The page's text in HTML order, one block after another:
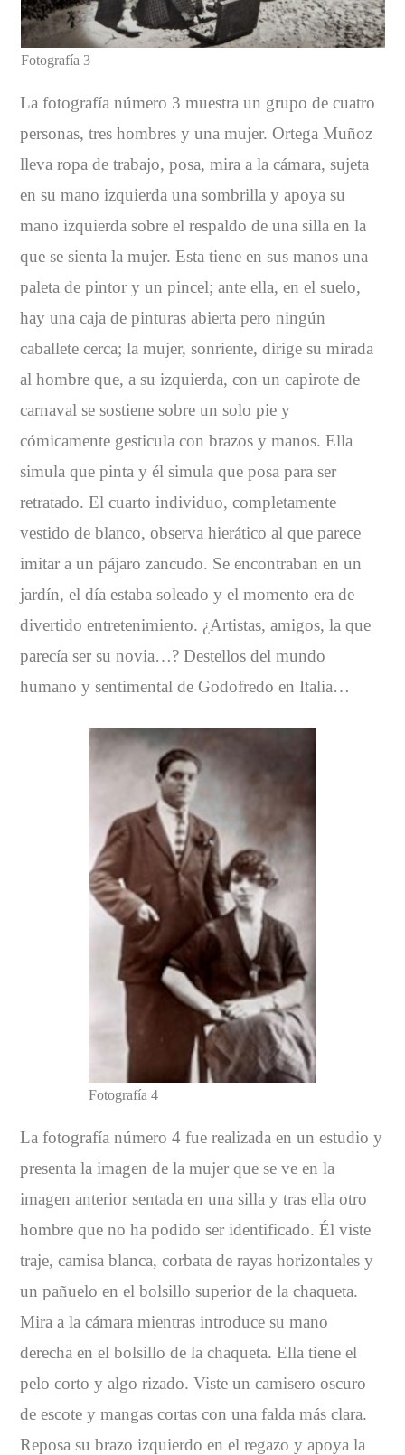
Fotografía 3
La fotografía número 3 muestra un grupo de cuatro
personas, tres hombres y una mujer. Ortega Muñoz
lleva ropa de trabajo, posa, mira a la cámara, sujeta
en su mano izquierda una sombrilla y apoya su
mano izquierda sobre el respaldo de una silla en la
que se sienta la mujer. Esta tiene en sus manos una
paleta de pintor y un pincel; ante ella, en el suelo,
hay una caja de pinturas abierta pero ningún
caballete cerca; la mujer, sonriente, dirige su mirada
al hombre que, a su izquierda, con un capirote de
carnaval se sostiene sobre un solo pie y
cómicamente gesticula con brazos y manos. Ella
simula que pinta y él simula que posa para ser
retratado. El cuarto individuo, completamente
vestido de blanco, observa hierático al que parece
imitar a un pájaro zancudo. Se encontraban en un
jardín, el día estaba soleado y el momento era de
divertido entretenimiento. ¿Artistas, amigos, la que
parecía ser su novia…? Destellos del mundo
humano y sentimental de Godofredo en Italia…
Fotografía 4
La fotografía número 4 fue realizada en un estudio y
presenta la imagen de la mujer que se ve en la
imagen anterior sentada en una silla y tras ella otro
hombre que no ha podido ser identificado. Él viste
traje, camisa blanca, corbata de rayas horizontales y
un pañuelo en el bolsillo superior de la chaqueta.
Mira a la cámara mientras introduce su mano
derecha en el bolsillo de la chaqueta. Ella tiene el
pelo corto y algo rizado. Viste un camisero oscuro
de escote y mangas cortas con una falda más clara.
Reposa su brazo izquierdo en el regazo y apoya la